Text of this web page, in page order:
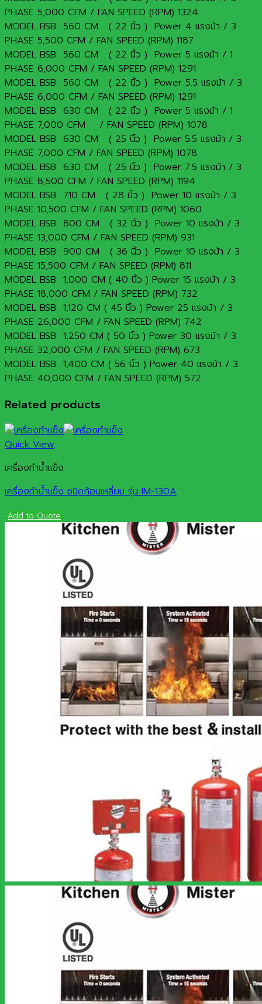
PHASE 5,000 CFM / FAN SPEED (RPM) 1324
MODEL BSB 560 CM ( 22 นิ้ว ) Power 4 แรงม้า / 3
PHASE 5,500 CFM / FAN SPEED (RPM) 1187
MODEL BSB 560 CM ( 22 นิ้ว ) Power 5 แรงม้า / 1
PHASE 6,000 CFM / FAN SPEED (RPM) 1291
MODEL BSB 560 CM ( 22 นิ้ว ) Power 5.5 แรงม้า / 3
PHASE 6,000 CFM / FAN SPEED (RPM) 1291
MODEL BSB 630 CM ( 22 นิ้ว ) Power 5 แรงม้า / 1
PHASE 7,000 CFM / FAN SPEED (RPM) 1078
MODEL BSB 630 CM ( 25 นิ้ว ) Power 5.5 แรงม้า / 3
PHASE 7,000 CFM / FAN SPEED (RPM) 1078
MODEL BSB 630 CM ( 25 นิ้ว ) Power 7.5 แรงม้า / 3
PHASE 8,500 CFM / FAN SPEED (RPM) 1194
MODEL BSB 710 CM ( 28 นิ้ว ) Power 10 แรงม้า / 3
PHASE 10,500 CFM / FAN SPEED (RPM) 1060
MODEL BSB 800 CM ( 32 นิ้ว ) Power 10 แรงม้า / 3
PHASE 13,000 CFM / FAN SPEED (RPM) 931
MODEL BSB 900 CM ( 36 นิ้ว ) Power 10 แรงม้า / 3
PHASE 15,500 CFM / FAN SPEED (RPM) 811
MODEL BSB 1,000 CM ( 40 นิ้ว ) Power 15 แรงม้า / 3
PHASE 18,000 CFM / FAN SPEED (RPM) 732
MODEL BSB 1,120 CM ( 45 นิ้ว ) Power 25 แรงม้า / 3
PHASE 26,000 CFM / FAN SPEED (RPM) 742
MODEL BSB 1,250 CM ( 50 นิ้ว ) Power 30 แรงม้า / 3
PHASE 32,000 CFM / FAN SPEED (RPM) 673
MODEL BSB 1,400 CM ( 56 นิ้ว ) Power 40 แรงม้า / 3
PHASE 40,000 CFM / FAN SPEED (RPM) 572
Related products
Quick View
เครื่องทำน้ำแข็ง
เครื่องทำน้ำแข็ง ชนิดก้อนเหลี่ยม รุ่น IM-130A
Add to Quote